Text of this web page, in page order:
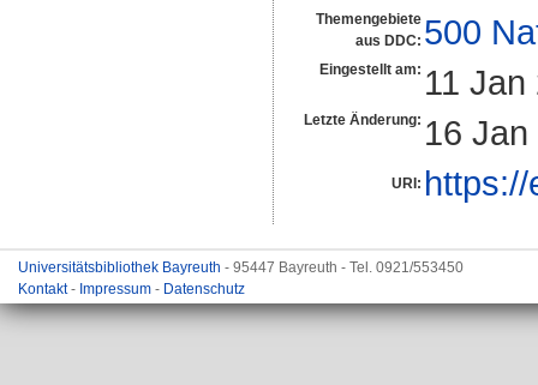
Themengebiete
aus DDC: 500
Eingestellt am: 11 Jan
Letzte Änderung: 16
URI:
Universitätsbibliothek Bayreuth - 95447 Bayreuth - Tel. 0921/553450
Kontakt- Impressum - Datenschutz